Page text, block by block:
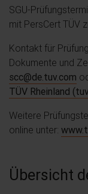
SGU-
mit PersCert TÜV
Kontakt für
Dokumente und
scc@de.tuv.com
TÜV Rheinland
Weitere
online unter:
Übersicht